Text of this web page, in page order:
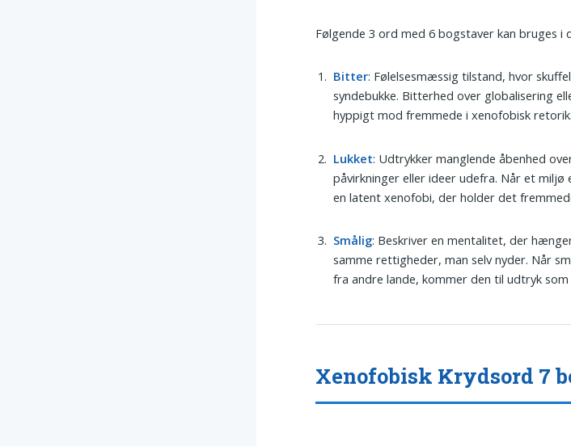
Følgende 3 ord med 6 bogstaver kan bruges i
Bitter: Følelsesmæssig tilstand, hvor
syndebukke. Bitterhed over globalisering
hyppigt mod fremmede i xenofobisk retorik.
Lukket: Udtrykker manglende åbenhed
påvirkninger eller ideer udefra. Når et miljø
en latent xenofobi, der holder det
Smålig: Beskriver en mentalitet, der
samme rettigheder, man selv nyder. Når
fra andre lande, kommer den til udtryk
Xenofobisk Krydsord 7